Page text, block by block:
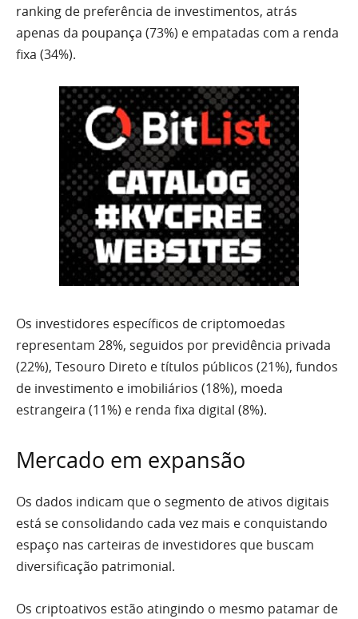
ranking de preferência de investimentos, atrás
apenas da poupança (73%) e empatadas com a renda
fixa (34%).
Os investidores específicos de criptomoedas
representam 28%, seguidos por previdência privada
(22%), Tesouro Direto e títulos públicos (21%), fundos
de investimento e imobiliários (18%), moeda
estrangeira (11%) e renda fixa digital (8%).
Mercado em expansão
Os dados indicam que o segmento de ativos digitais
está se consolidando cada vez mais e conquistando
espaço nas carteiras de investidores que buscam
diversificação patrimonial.
Os criptoativos estão atingindo o mesmo patamar de